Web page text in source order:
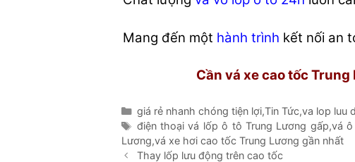
Mang đến một hành trình kết nối an
Cần vá xe cao tốc
Danh
mục
giá rẻ nhanh chóng tiện lợi,Tin Tức,va lop luu
Thẻ
điện thoại vá lốp ô tô Trung Lương gấp,vá
Lương,vá xe hơi cao tốc Trung Lương gần nhất
Thay lốp lưu động trên cao tốc